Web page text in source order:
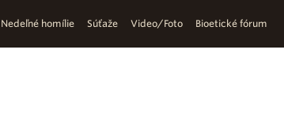
Nedeľné homílie Súťaže Video/Foto Bioetické fórum